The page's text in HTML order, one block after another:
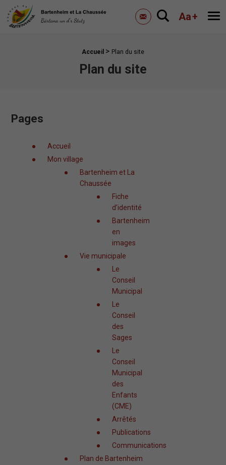
Mairie de Bartenheim
Contactez-nous
Aa+
Accueil > Plan du site
Plan du site
Pages
Accueil
Mon village
Bartenheim et La
Chaussée
Fiche
d’identité
Bartenheim
en
images
Vie municipale
Le
Conseil
Municipal
Le
Conseil
des
Sages
Le
Conseil
Municipal
des
Enfants
(CME)
Arrêtés
Publications
Communications
Plan de Bartenheim